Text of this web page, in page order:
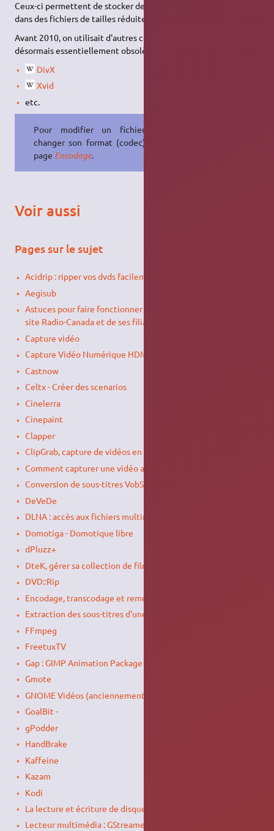
Ceux-ci permettent de stocker de la vidéo de bonne qualité
dans des fichiers de tailles réduites.
Avant 2010, on utilisait d'autres codecs moins performants,
désormais essentiellement obsolètes :
DivX
Xvid
etc.
Pour modifier un fichier vidéo,
changer son format (codec), voir la
page Encodage.
Voir aussi
Pages sur le sujet
Acidrip : ripper vos dvds facilement
Aegisub
Astuces pour faire fonctionner le contenu audio et vidéo du
site Radio-Canada et de ses filiales (CBC)-(LCN)-(RCI)-(RDI)
Capture vidéo
Capture Vidéo Numérique HDMI / SDI
Castnow
Celtx - Créer des scenarios
Cinelerra
Cinepaint
Clapper
ClipGrab, capture de vidéos en ligne
Comment capturer une vidéo avec dvgrab ?
Conversion de sous-titres VobSub en SRT
DeVeDe
DLNA : accès aux fichiers multimédia du réseau
Domotiga - Domotique libre
dPluzz+
DteK, gérer sa collection de films
DVD::Rip
Encodage, transcodage et remux vidéo
Extraction des sous-titres d'une vidéo
FFmpeg
FreetuxTV
Gap : GIMP Animation Package
Gmote
GNOME Vidéos (anciennement Totem)
GoalBit -
gPodder
HandBrake
Kaffeine
Kazam
Kodi
La lecture et écriture de disque Blu-Ray
Lecteur multimédia : GStreamer